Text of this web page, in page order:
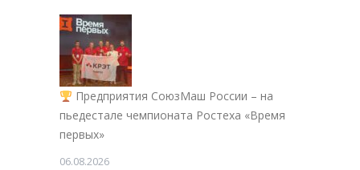
Предприятия СоюзМаш России – на
пьедестале чемпионата Ростеха «Время
первых»
06.08.2026